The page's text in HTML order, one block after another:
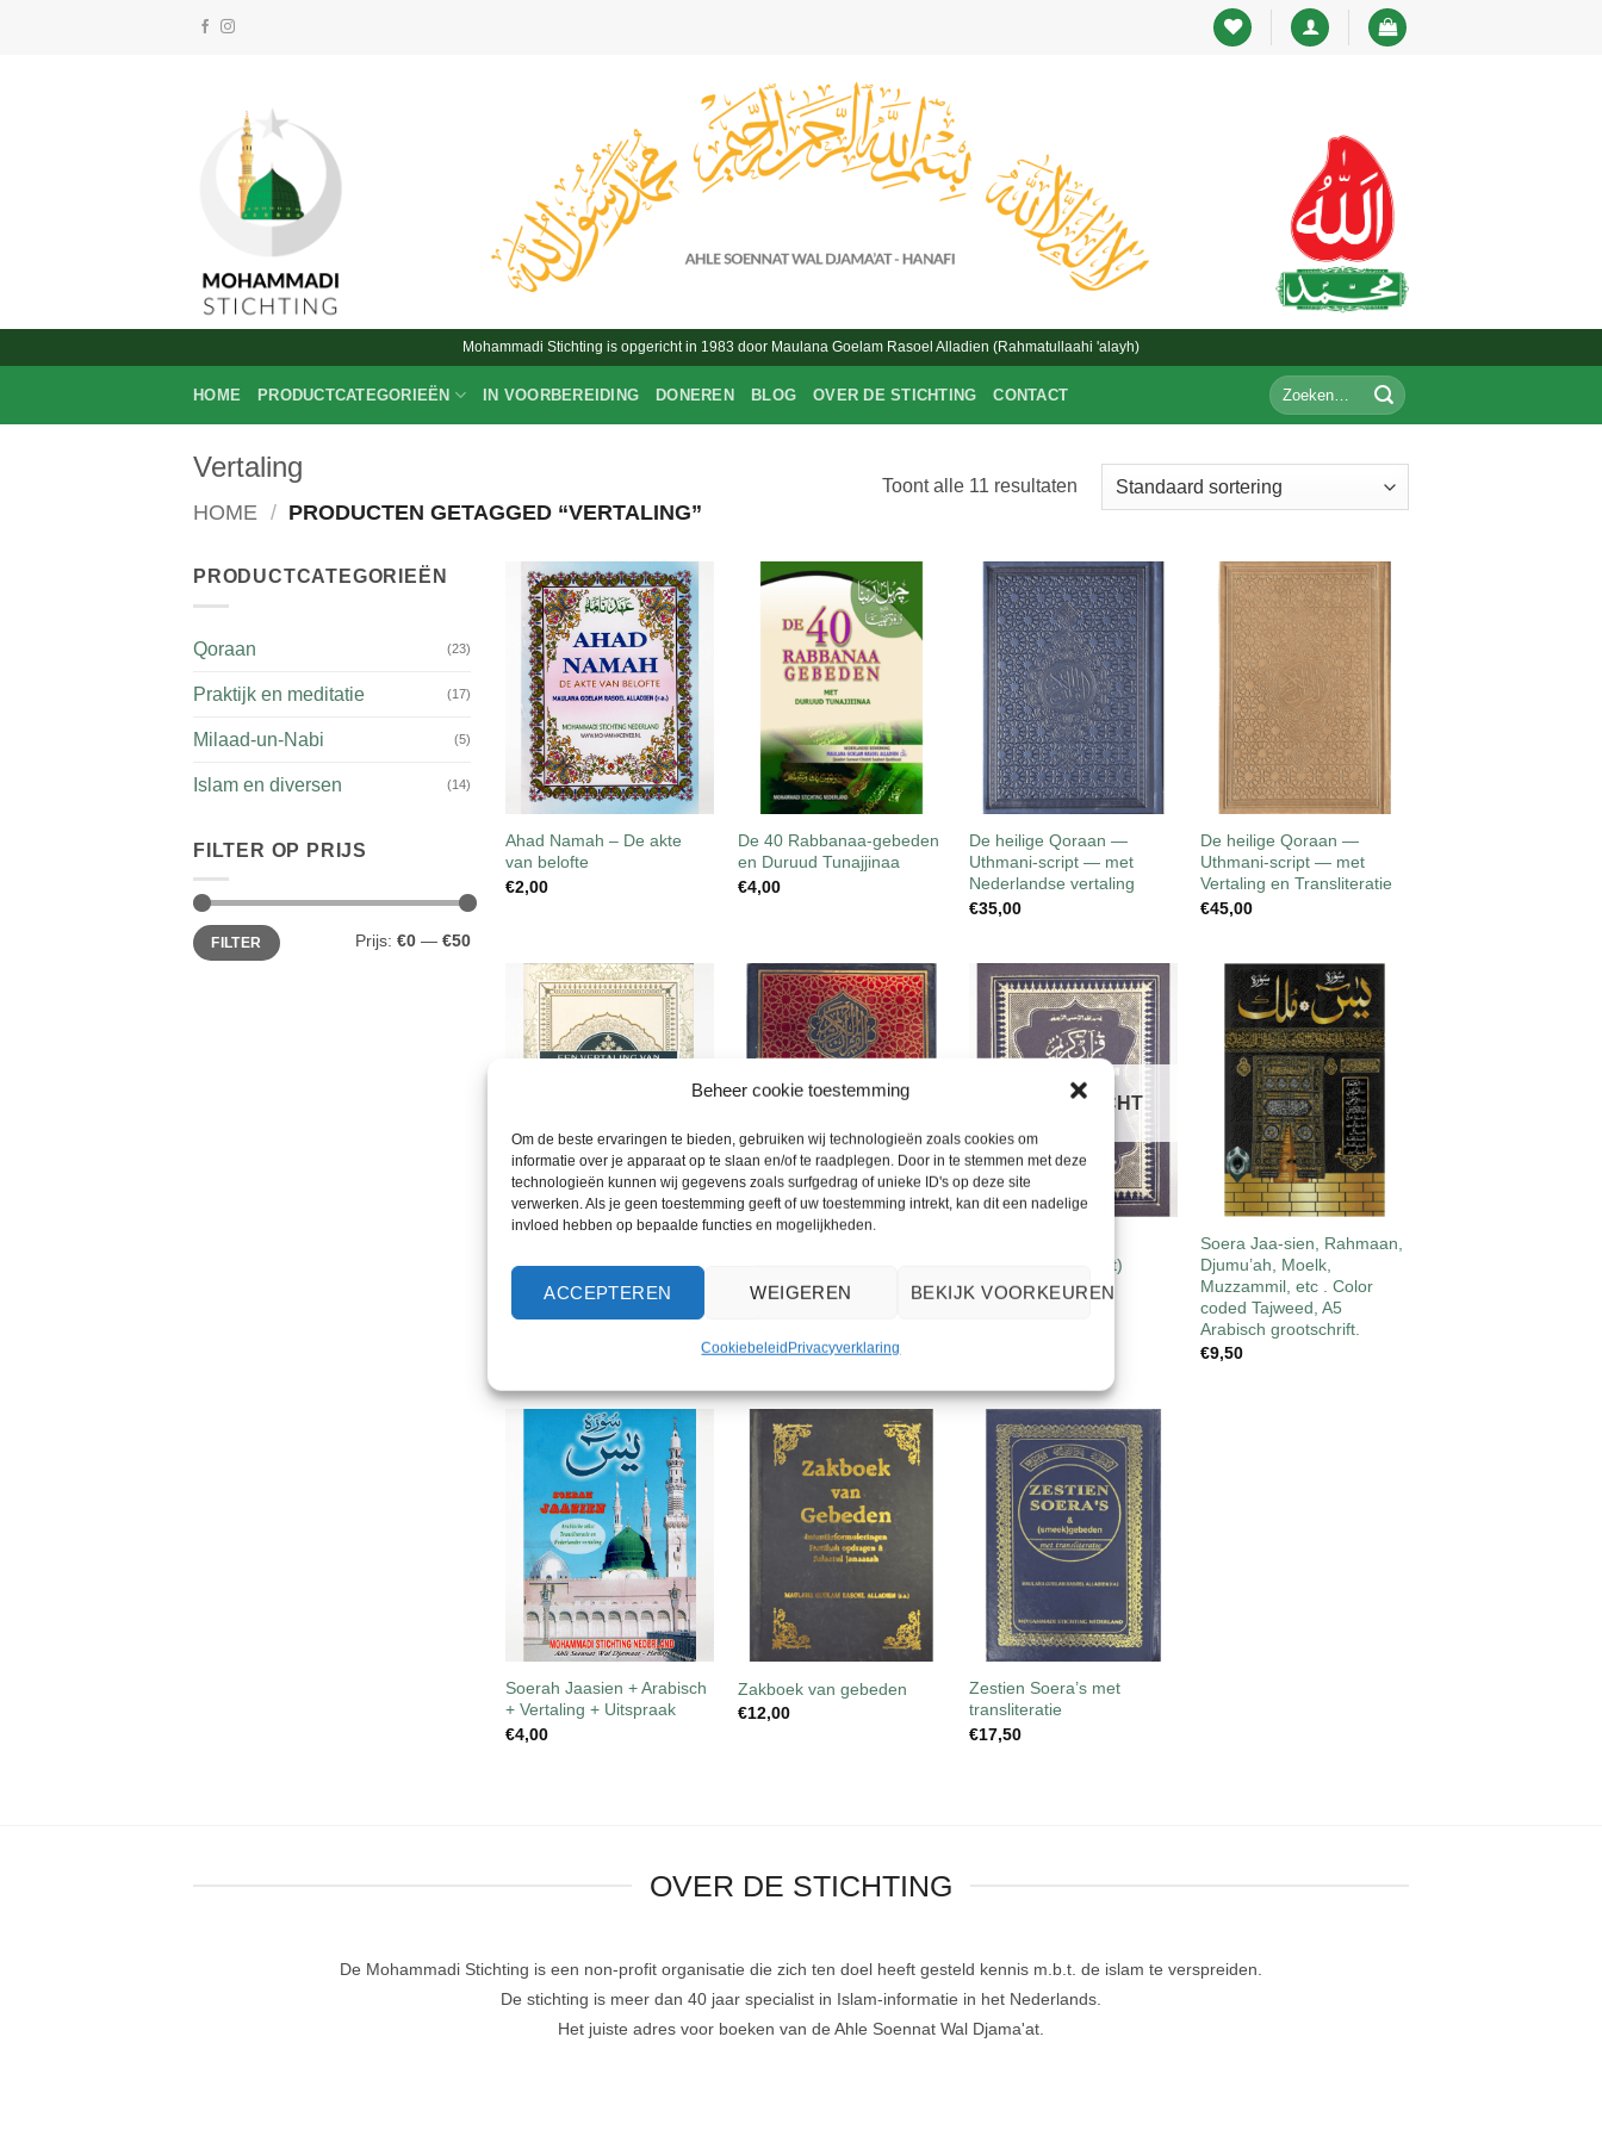
Beheer cookie toestemming
Om de beste ervaringen te bieden, gebruiken wij technologieën zoals cookies om
informatie over je apparaat op te slaan en/of te raadplegen. Door in te stemmen met deze
technologieën kunnen wij gegevens zoals surfgedrag of unieke ID's op deze site
verwerken. Als je geen toestemming geeft of uw toestemming intrekt, kan dit een nadelige
invloed hebben op bepaalde functies en mogelijkheden.
ACCEPTEREN WEIGEREN BEKIJK VOORKEUREN
CookiebeleidPrivacyverklaring
HOME PRODUCTCATEGORIEËN IN VOORBEREIDING DONEREN BLOG OVER DE STICHTING CONTACT
Zoeken
naar:
Mohammadi Stichting is opgericht in 1983 door Maulana Goelam Rasoel Alladien (Rahmatullaahi 'alayh)
Vertaling
HOME / PRODUCTEN GETAGGED “VERTALING”
Toont alle 11 resultaten
PRODUCTCATEGORIEËN
Qoraan (23)
Praktijk en meditatie (17)
Milaad-un-Nabi (5)
Islam en diversen (14)
FILTER OP PRIJS
Min.
prijs
Max.
prijsFILTER Prijs: €0— €50
Toevoegen
aan
wenslijst
+
Ahad Namah – De akte
van belofte
€2,00
OP VOORRAAD
Toevoegen
wenslijst
+
De 40 Rabbanaa-gebeden
en Duruud Tunajjinaa
€4,00
NIEUW
Toevoegen
aan
wenslijst
+
De heilige Qoraan —
Uthmani-script — met
Nederlandse vertaling
€35,00
NIEUW
Toevoegen
aan
wenslijst
+
De heilige Qoraan —
Uthmani-script — met
Vertaling en Transliteratie
€45,00
Toevoegen
aan
wenslijst
heilige Qoraan
9,00
Toevoegen
aan
wenslijst
25,00
Toevoegen
aan
wenslijst
UITVERKOCHT
Nederlands (pocket)
€ 10,00
NIEUW
Toevoegen
aan
wenslijst
+
Soera Jaa-sien, Rahmaan,
Djumu’ah, Moelk,
Muzzammil, etc . Color
coded Tajweed, A5
Arabisch grootschrift.
€9,50
Toevoegen
aan
wenslijst
+
Soerah Jaasien + Arabisch
+ Vertaling + Uitspraak
€4,00
Toevoegen
wenslijst
+
Zakboek van gebeden
€12,00
OP VOORRAAD
Toevoegen
aan
wenslijst
+
Zestien Soera’s met
transliteratie
€17,50
OVER DE STICHTING
De Mohammadi Stichting is een non-profit organisatie die zich ten doel heeft gesteld kennis m.b.t. de islam te verspreiden.
De stichting is meer dan 40 jaar specialist in Islam-informatie in het Nederlands.
Het juiste adres voor boeken van de Ahle Soennat Wal Djama'at.